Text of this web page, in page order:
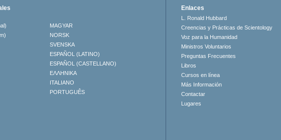
MAGYAR
NORSK
SVENSKA
ESPAÑOL (LATINO)
ESPAÑOL (CASTELLANO)
ΕΛΛΗΝΙΚA
ITALIANO
PORTUGUÊS
Enlaces
L. Ronald Hubbard
Creencias y Prácticas de Scientology
Voz para la Humanidad
Ministros Voluntarios
Preguntas Frecuentes
Libros
Cursos en línea
Más Información
Contactar
Lugares